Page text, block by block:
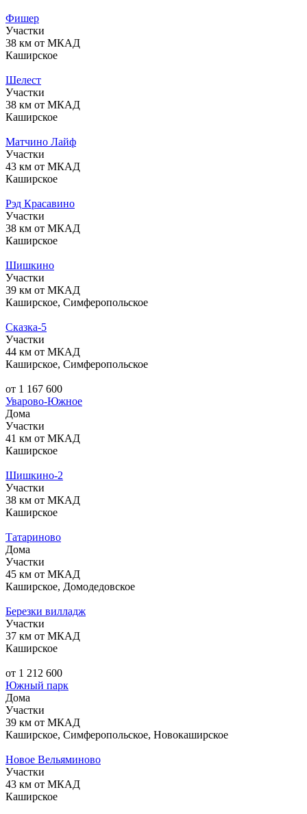
Фишер
Участки
38 км от МКАД
Каширское
Шелест
Участки
38 км от МКАД
Каширское
Матчино Лайф
Участки
43 км от МКАД
Каширское
Рэд Красавино
Участки
38 км от МКАД
Каширское
Шишкино
Участки
39 км от МКАД
Каширское, Симферопольское
Сказка-5
Участки
44 км от МКАД
Каширское, Симферопольское
от 1 167 600
Уварово-Южное
Дома
Участки
41 км от МКАД
Каширское
Шишкино-2
Участки
38 км от МКАД
Каширское
Татариново
Дома
Участки
45 км от МКАД
Каширское, Домодедовское
Березки вилладж
Участки
37 км от МКАД
Каширское
от 1 212 600
Южный парк
Дома
Участки
39 км от МКАД
Каширское, Симферопольское, Новокаширское
Новое Вельяминово
Участки
43 км от МКАД
Каширское